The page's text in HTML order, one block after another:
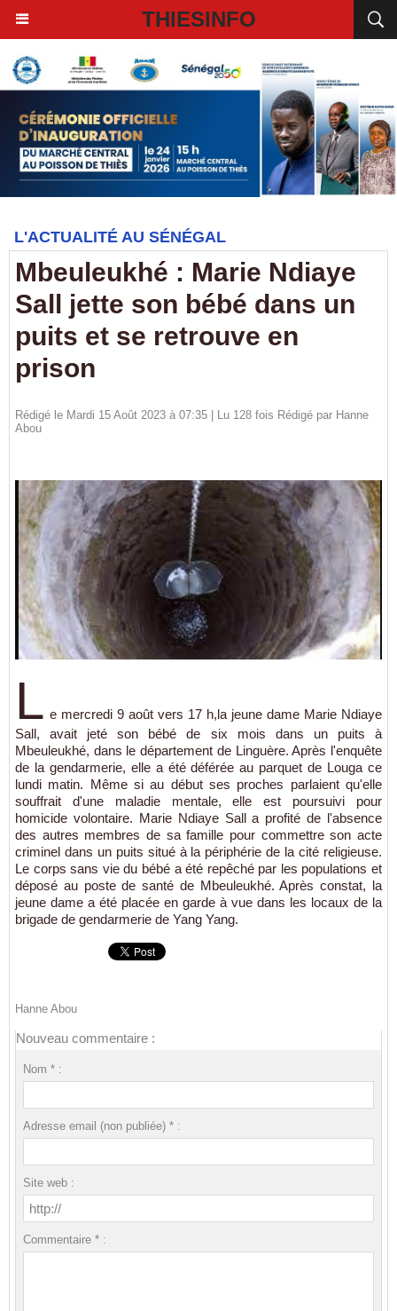
THIESINFO
L'ACTUALITÉ AU SÉNÉGAL
Mbeuleukhé : Marie Ndiaye
Sall jette son bébé dans un
puits et se retrouve en
prison
Rédigé le Mardi 15 Août 2023 à 07:35 | Lu 128 fois Rédigé par Hanne
Abou
L e mercredi 9 août vers 17 h,la jeune dame Marie Ndiaye
Sall, avait jeté son bébé de six mois dans un puits à
Mbeuleukhé, dans le département de Linguère. Après l'enquête
de la gendarmerie, elle a été déférée au parquet de Louga ce
lundi matin. Même si au début ses proches parlaient qu'elle
souffrait d'une maladie mentale, elle est poursuivi pour
homicide volontaire. Marie Ndiaye Sall a profité de l'absence
des autres membres de sa famille pour commettre son acte
criminel dans un puits situé à la périphérie de la cité religieuse.
Le corps sans vie du bébé a été repêché par les populations et
déposé au poste de santé de Mbeuleukhé. Après constat, la
jeune dame a été placée en garde à vue dans les locaux de la
brigade de gendarmerie de Yang Yang.
Hanne Abou
Nouveau commentaire :
Nom * :
Adresse email (non publiée) * :
Site web :
Commentaire * :